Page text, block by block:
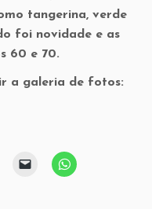
tangerina, verde
foi novidade e as
60 e 70.
a galeria de fotos: